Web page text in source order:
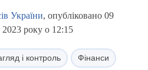
України, опубліковано 09
2023 року о 12:15
і контроль Фінанси